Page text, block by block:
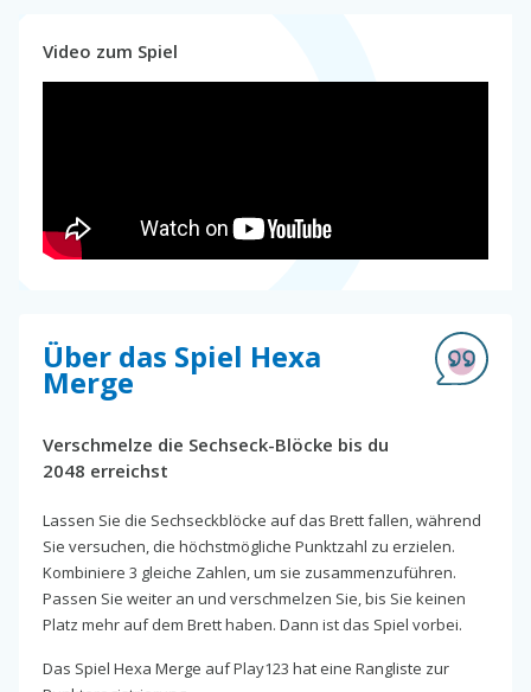
Video zum Spiel
Über das Spiel Hexa
Merge
Verschmelze die Sechseck-Blöcke bis du
2048 erreichst
Lassen Sie die Sechseckblöcke auf das Brett fallen, während
Sie versuchen, die höchstmögliche Punktzahl zu erzielen.
Kombiniere 3 gleiche Zahlen, um sie zusammenzuführen.
Passen Sie weiter an und verschmelzen Sie, bis Sie keinen
Platz mehr auf dem Brett haben. Dann ist das Spiel vorbei.
Das Spiel Hexa Merge auf Play123 hat eine Rangliste zur